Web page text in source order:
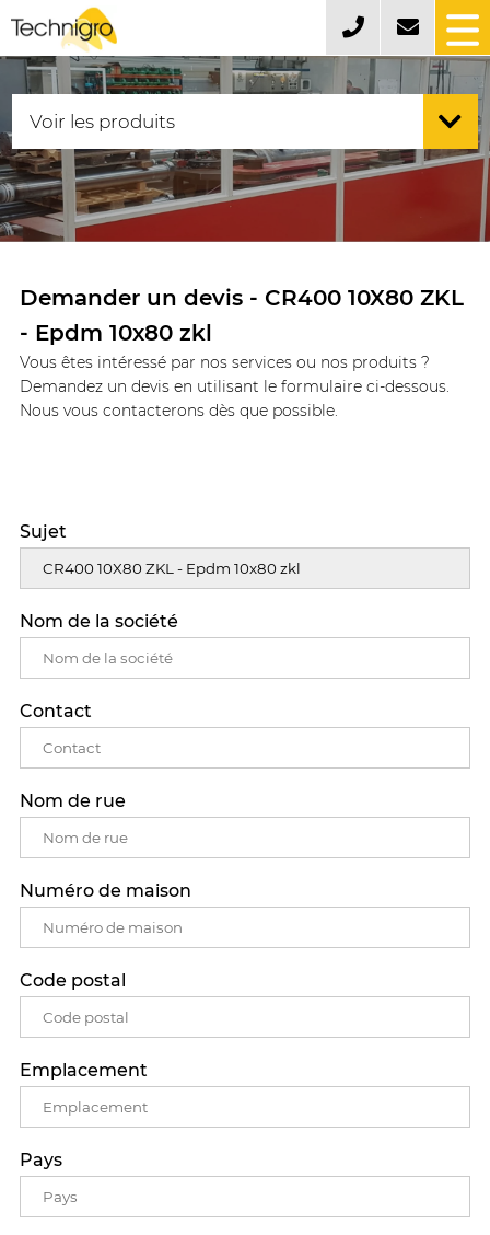
Demander un devis - CR400 10X80 ZKL
- Epdm 10x80 zkl
Vous êtes intéressé par nos services ou nos produits ?
Demandez un devis en utilisant le formulaire ci-dessous.
Nous vous contacterons dès que possible.
Sujet
Nom de la société
Contact
Nom de rue
Numéro de maison
Code postal
Emplacement
Pays